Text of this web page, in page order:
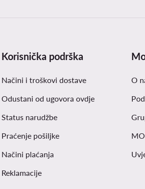
Korisnička podrška
Načini i troškovi dostave
Odustani od ugovora ovdje
Status narudžbe
Praćenje pošiljke
Načini plaćanja
Reklamacije
O